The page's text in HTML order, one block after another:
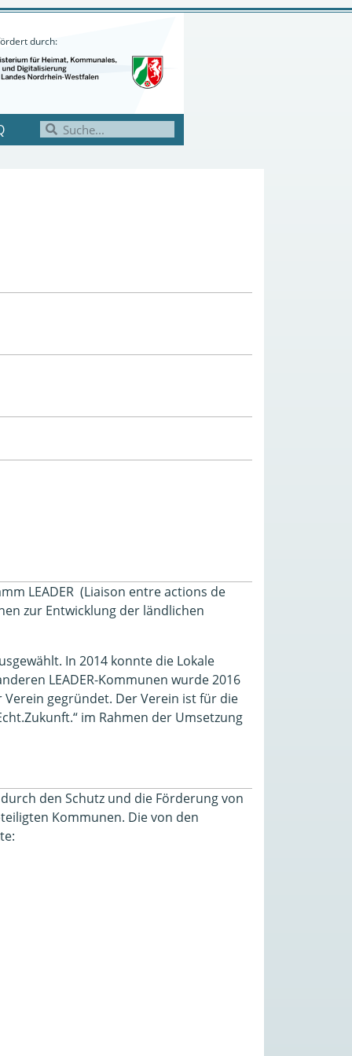
durch:
LEADER (Liaison entre actions de
zur Entwicklung der ländlichen
In 2014 konnte die Lokale
LEADER-Kommunen wurde 2016
Verein gegründet. Der Verein ist für die
im Rahmen der Umsetzung
den Schutz und die Förderung von
Kommunen. Die von den